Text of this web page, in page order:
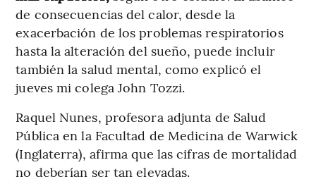
de consecuencias del calor, desde la
exacerbación de los problemas respiratorios
hasta la alteración del sueño, puede incluir
también la salud mental, como explicó el
jueves mi colega John Tozzi.
Raquel Nunes, profesora adjunta de Salud
Pública en la Facultad de Medicina de Warwick
(Inglaterra), afirma que las cifras de mortalidad
no deberían ser tan elevadas.